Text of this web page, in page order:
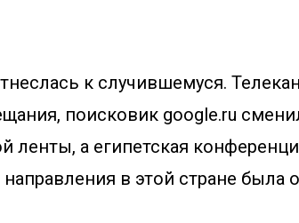
к случившемуся.
поисковик google.ru
ленты, а египетская
в этой стране была